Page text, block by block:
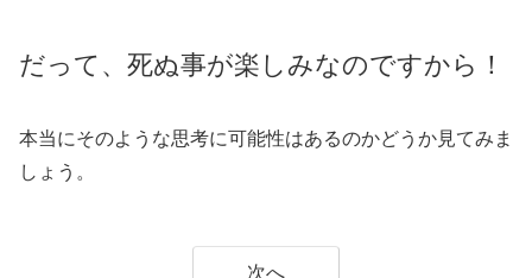
だって、死ぬ事が楽しみなのですから！
本当にそのような思考に可能性はあるのかどうか見てみま
しょう。
次へ